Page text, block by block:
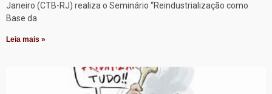
Janeiro (CTB-RJ) realiza o Seminário “Reindustrialização como
Base da
Leia mais »